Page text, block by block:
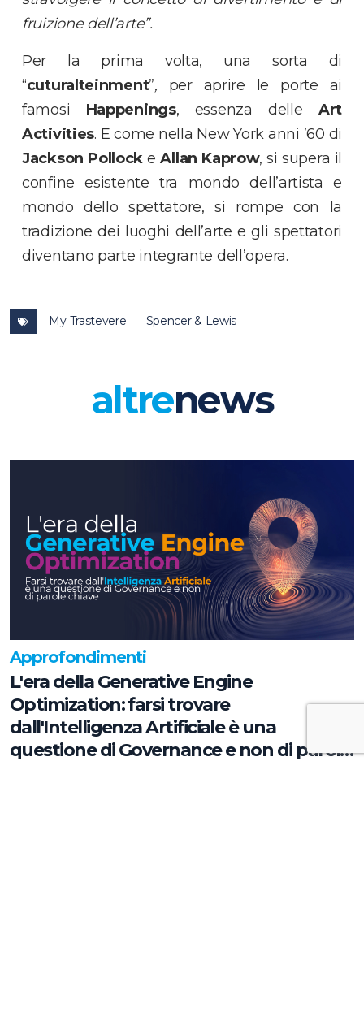
fruizione dell’arte”.
Per la prima volta, una sorta di
“cuturalteinment”, per aprire le porte ai
famosi Happenings, essenza delle Art
Activities. E come nella New York anni ’60 di
Jackson Pollock eAllan Kaprow, si supera il
confine esistente tra mondo dell’artista e
mondo dello spettatore, si rompe con la
tradizione dei luoghi dell’arte e gli spettatori
diventano parte integrante dell’opera.
My Trastevere Spencer & Lewis
altrenews
Approfondimenti
L'era della Generative Engine
Optimization: farsi trovare
dall'Intelligenza Artificiale è una
questione di Governance e non di parole